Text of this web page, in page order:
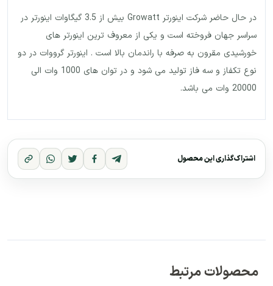
در حال حاضر شرکت اینورتر Growatt بیش از 3.5 گیگاوات اینورتر در
سراسر جهان فروخته است و یکی از معروف ترین اینورتر های
خورشیدی مقرون به صرفه با راندمان بالا است . اینورتر گرووات در دو
نوع تکفاز و سه فاز تولید می شود و در توان های 1000 وات الی
20000 وات می باشد.
اشتراک‌گذاری این محصول
محصولات مرتبط